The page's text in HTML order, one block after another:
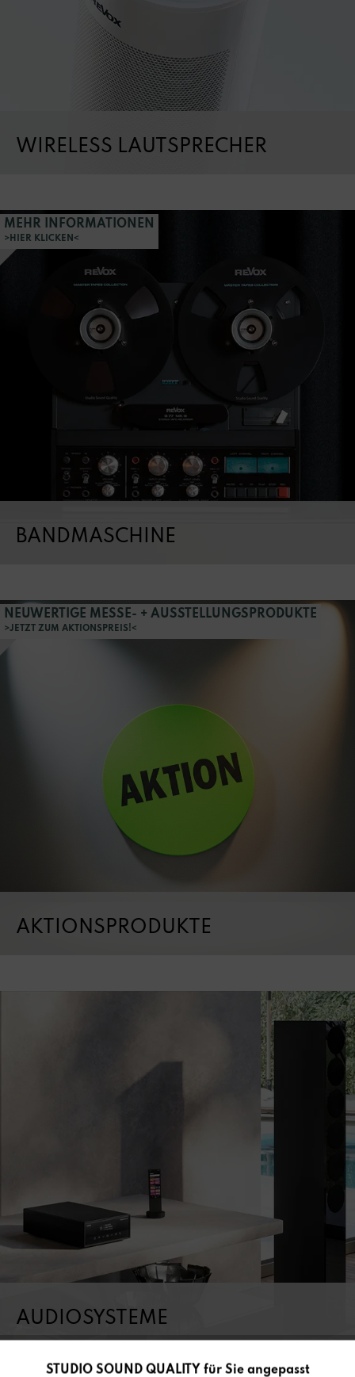
WIRELESS LAUTSPRECHER
MEHR INFORMATIONEN
>HIER KLICKEN<
BANDMASCHINE
NEUWERTIGE MESSE- + AUSSTELLUNGSPRODUKTE
>JETZT ZUM AKTIONSPREIS!<
AKTIONSPRODUKTE
AUDIOSYSTEME
Funktionale Aktiv
STUDIO SOUND QUALITY für Sie angepasst